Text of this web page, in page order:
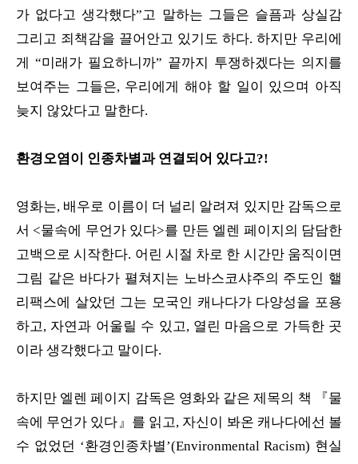
가 없다고 생각했다”고 말하는 그들은 슬픔과 상실감
그리고 죄책감을 끌어안고 있기도 하다. 하지만 우리에
게 “미래가 필요하니까” 끝까지 투쟁하겠다는 의지를
보여주는 그들은, 우리에게 해야 할 일이 있으며 아직
늦지 않았다고 말한다.
환경오염이 인종차별과 연결되어 있다고?!
영화는, 배우로 이름이 더 널리 알려져 있지만 감독으로
서 <물속에 무언가 있다>를 만든 엘렌 페이지의 담담한
고백으로 시작한다. 어린 시절 차로 한 시간만 움직이면
그림 같은 바다가 펼쳐지는 노바스코샤주의 주도인 핼
리팩스에 살았던 그는 모국인 캐나다가 다양성을 포용
하고, 자연과 어울릴 수 있고, 열린 마음으로 가득한 곳
이라 생각했다고 말이다.
하지만 엘렌 페이지 감독은 영화와 같은 제목의 책 『물
속에 무언가 있다』를 읽고, 자신이 봐온 캐나다에선 볼
수 없었던 ‘환경인종차별’(Environmental Racism) 현실